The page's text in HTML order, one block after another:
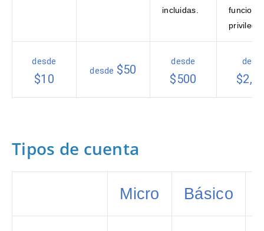
incluidas.
desde
$10
desde $50
desde
$500
Tipos de cuenta
Micro Básico